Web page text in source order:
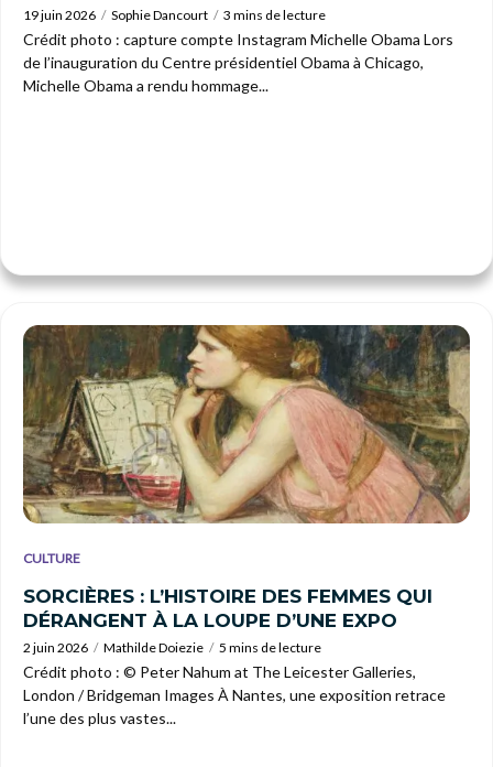
19 juin 2026 Sophie Dancourt 3 mins de lecture
Crédit photo : capture compte Instagram Michelle Obama Lors
de l’inauguration du Centre présidentiel Obama à Chicago,
Michelle Obama a rendu hommage...
CULTURE
SORCIÈRES : L’HISTOIRE DES FEMMES QUI
DÉRANGENT À LA LOUPE D’UNE EXPO
2 juin 2026 Mathilde Doiezie 5 mins de lecture
Crédit photo : © Peter Nahum at The Leicester Galleries,
London / Bridgeman Images À Nantes, une exposition retrace
l’une des plus vastes...